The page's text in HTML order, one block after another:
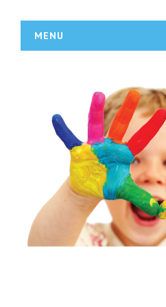
MENU
DZIAŁALNOŚĆ
Biura Rachunkowe
Doradztwo
Drukarnie
Handel
Hurtownie
Kredyty, Leasing
Oferty Pracy